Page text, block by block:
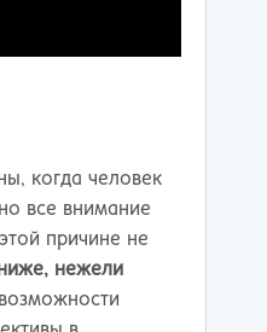
когда человек
все внимание
причине не
нежели